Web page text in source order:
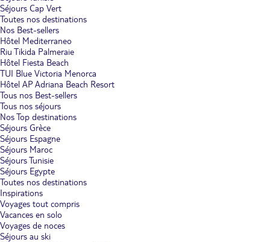
Séjours Cap Vert
Toutes nos destinations
Nos Best-sellers
Hôtel Mediterraneo
Riu Tikida Palmeraie
Hôtel Fiesta Beach
TUI Blue Victoria Menorca
Hôtel AP Adriana Beach Resort
Tous nos Best-sellers
Tous nos séjours
Nos Top destinations
Séjours Grèce
Séjours Espagne
Séjours Maroc
Séjours Tunisie
Séjours Egypte
Toutes nos destinations
Inspirations
Voyages tout compris
Vacances en solo
Voyages de noces
Séjours au ski